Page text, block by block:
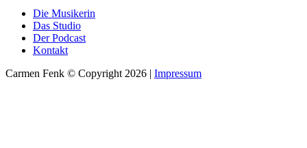
Die Musikerin
Das Studio
Der Podcast
Kontakt
Carmen Fenk © Copyright 2026 | Impressum